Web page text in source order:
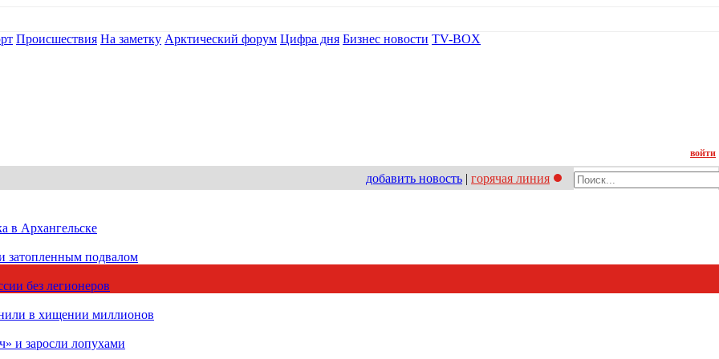
Происшествия На заметку Арктический форум Цифра дня Бизнес новости TV-BOX
войти
добавить новость | горячая линия
в Архангельске
затопленным подвалом
без легионеров
в хищении миллионов
и заросли лопухами